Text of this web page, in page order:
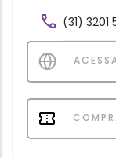
(31) 3201